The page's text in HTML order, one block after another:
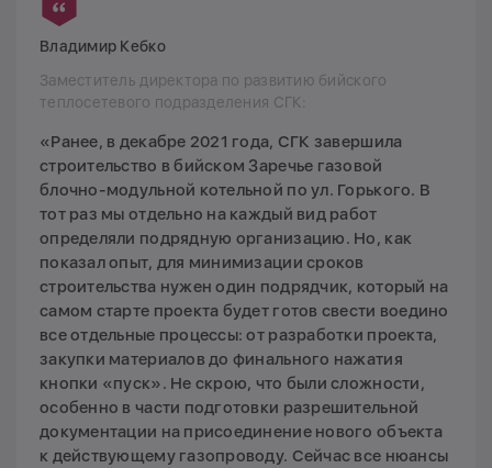
Владимир Кебко
Заместитель директора по развитию бийского
теплосетевого подразделения СГК:
«Ранее, в декабре 2021 года, СГК завершила
строительство в бийском Заречье газовой
блочно-модульной котельной по ул. Горького. В
тот раз мы отдельно на каждый вид работ
определяли подрядную организацию. Но, как
показал опыт, для минимизации сроков
строительства нужен один подрядчик, который на
самом старте проекта будет готов свести воедино
все отдельные процессы: от разработки проекта,
закупки материалов до финального нажатия
кнопки «пуск». Не скрою, что были сложности,
особенно в части подготовки разрешительной
документации на присоединение нового объекта
к действующему газопроводу. Сейчас все нюансы